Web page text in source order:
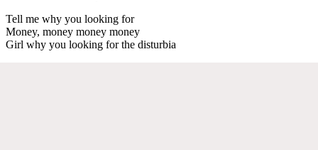
Tell me why you looking for
Money, money money money
Girl why you looking for the disturbia